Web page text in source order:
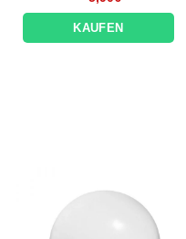
KAUFEN